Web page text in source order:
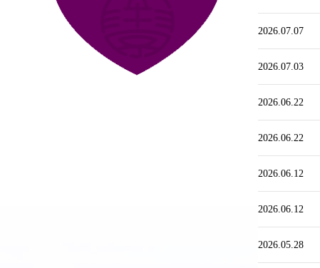
2026.07.07
2026.07.03
2026.06.22
2026.06.22
2026.06.12
2026.06.12
2026.05.28